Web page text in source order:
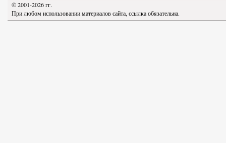
© 2001-2026 гг.
При любом использовании материалов сайта, ссылка обязательна.